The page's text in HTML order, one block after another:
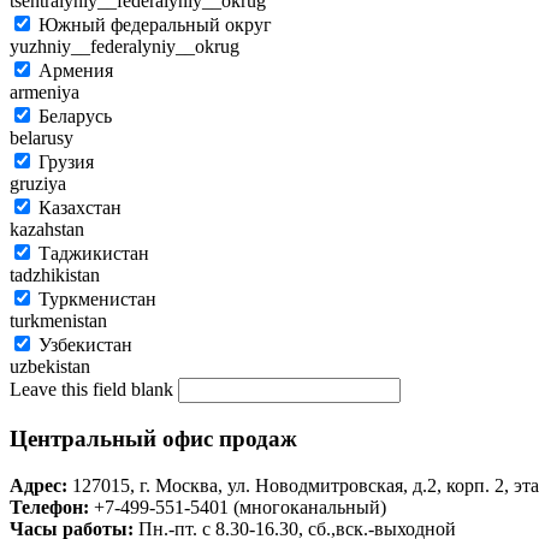
Южный федеральный округ
yuzhniy__federalyniy__okrug
Армения
armeniya
Беларусь
belarusy
Грузия
gruziya
Казахстан
kazahstan
Таджикистан
tadzhikistan
Туркменистан
turkmenistan
Узбекистан
uzbekistan
Leave this field blank
Центральный офис продаж
Адрес: 127015, г. Москва, ул. Новодмитровская, д.2, корп. 2,
Телефон: +7-499-551-5401 (многоканальный)
Часы работы: Пн.-пт. с 8.30-16.30, сб.,вск.-выходной